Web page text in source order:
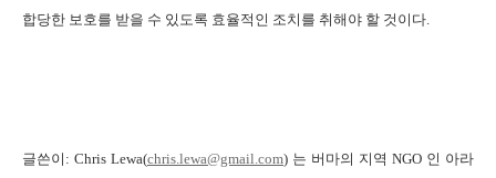
합당한 보호를 받을 수 있도록 효율적인 조치를 취해야 할 것이다.
글쓴이 : Chris Lewa(chris.lewa@gmail.com) 는 버마의 지역 NGO 인 아라